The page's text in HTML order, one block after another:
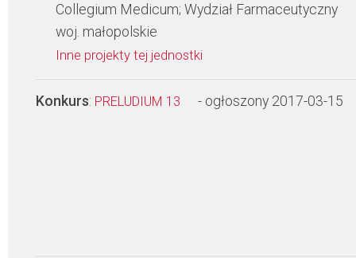
Collegium Medicum; Wydział Farmaceutyczny
woj. małopolskie
Inne projekty tej jednostki
Konkurs: PRELUDIUM 13 - ogłoszony 2017-03-15